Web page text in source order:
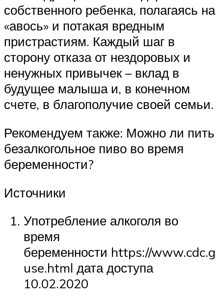
собственного ребенка, полагаясь на
«авось» и потакая вредным
пристрастиям. Каждый шаг в
сторону отказа от нездоровых и
ненужных привычек – вклад в
будущее малыша и, в конечном
счете, в благополучие своей семьи.
Рекомендуем также: Можно ли пить
безалкогольное пиво во время
беременности?
Источники
Употребление алкоголя во
время
беременности https://
use.html дата доступа
10.02.2020